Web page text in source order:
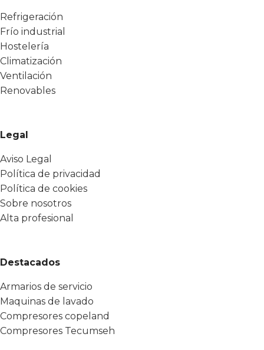
Refrigeración
Frío industrial
Hostelería
Climatización
Ventilación
Renovables
Legal
Aviso Legal
Política de privacidad
Política de cookies
Sobre nosotros
Alta profesional
Destacados
Armarios de servicio
Maquinas de lavado
Compresores copeland
Compresores Tecumseh